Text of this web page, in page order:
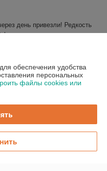
день привезли! Редкость
обеспечения удобства
персональных
файлы cookies или